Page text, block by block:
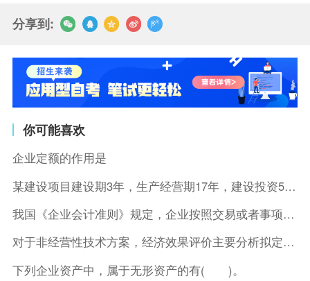
分享到:
你可能喜欢
企业定额的作用是
某建设项目建设期3年，生产经营期17年，建设投资5500万元
我国《企业会计准则》规定，企业按照交易或者事项的经济特征确定
对于非经营性技术方案，经济效果评价主要分析拟定方案的( )。
下列企业资产中，属于无形资产的有( )。